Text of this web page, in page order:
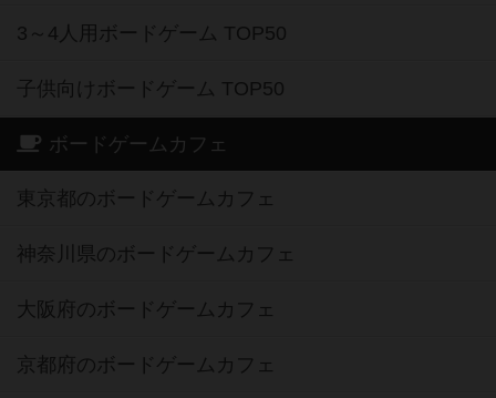
3～4人用ボードゲーム TOP50
子供向けボードゲーム TOP50
ボードゲームカフェ
東京都のボードゲームカフェ
神奈川県のボードゲームカフェ
大阪府のボードゲームカフェ
京都府のボードゲームカフェ